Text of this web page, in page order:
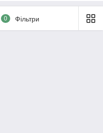
0 Фільтри